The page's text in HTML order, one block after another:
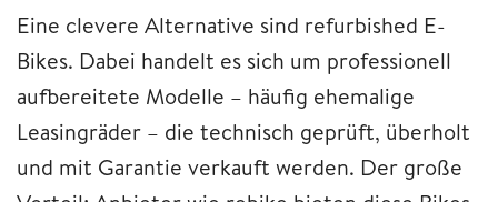
Eine clevere Alternative sind refurbished E-
Bikes. Dabei handelt es sich um professionell
aufbereitete Modelle – häufig ehemalige
Leasingräder – die technisch geprüft, überholt
und mit Garantie verkauft werden. Der große